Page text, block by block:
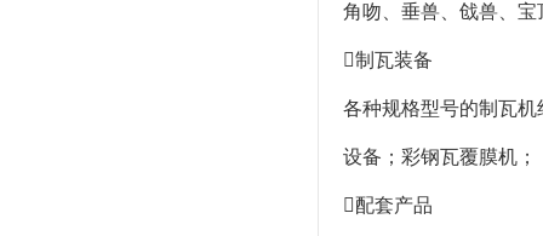
角吻、垂兽、戗兽、
制瓦装备
各种规格型号的制瓦
设备；彩钢瓦覆膜机；
配套产品